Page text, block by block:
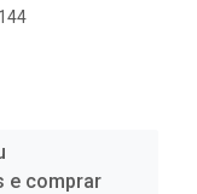
e comprar